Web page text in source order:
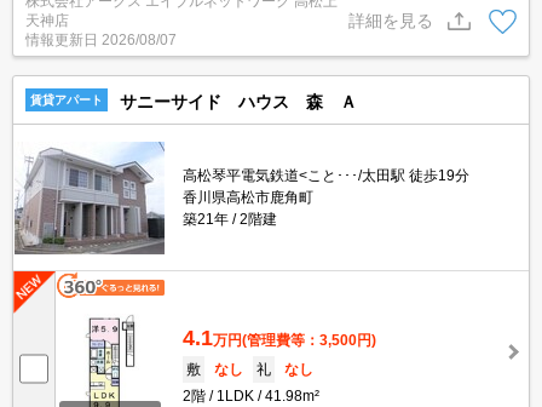
くてもインターホン越しに誰が来たのかを確認できます。駐輪場が
併設されている物件です。この物件はバルコニー付きで、用途に合
わせて利用できます。建物の敷地内に空いている駐車場があるので
ご利用いただけます。
天神店
情報更新日 2026/08/07
詳細を見る
賃貸アパート サニーサイド ハウス 森 Ａ
高松琴平電気鉄道<こと･･･/太田駅 徒歩19分
香川県高松市鹿角町
築21年
2階建
4.1万円(管理費等：3,500円)
敷
なし 礼
なし
2階
1LDK 41.98m²